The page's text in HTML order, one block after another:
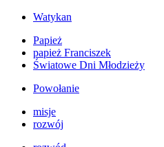
Watykan
Papież
papież Franciszek
Światowe Dni Młodzieży
Powołanie
misje
rozwój